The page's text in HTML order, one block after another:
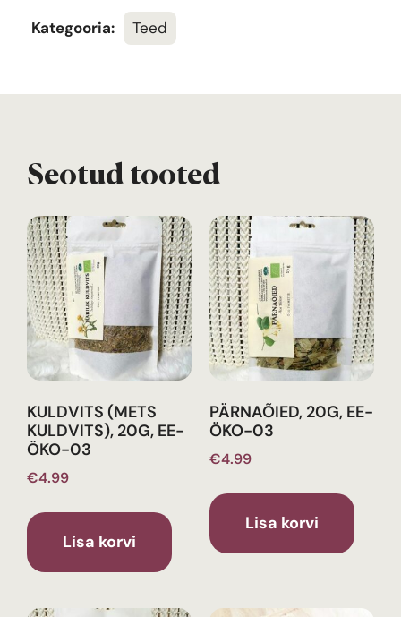
Kategooria: Teed
Seotud tooted
KULDVITS (METS
KULDVITS), 20G, EE-
ÖKO-03
€4.99
Lisa korvi
PÄRNAÕIED, 20G, EE-
ÖKO-03
€4.99
Lisa korvi